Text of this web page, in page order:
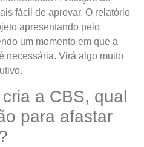
fácil de aprovar. O relatório
apresentando pelo
um momento em que a
necessária. Virá algo muito
a CBS, qual
para afastar